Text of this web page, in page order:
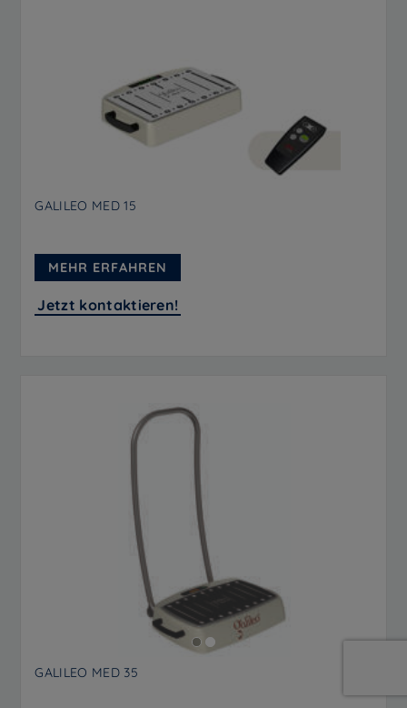
GALILEO MED 15
MEHR ERFAHREN
Jetzt kontaktieren!
GALILEO MED 35